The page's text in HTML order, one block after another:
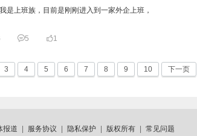
是上班族，目前是刚刚进入到一家外企上班，
5 1
3 4 5 6 7 8 9 10 下一页
报道 服务协议 隐私保护 版权所有 常见问题